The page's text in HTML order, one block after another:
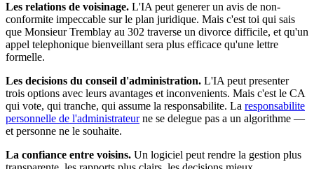
Les relations de voisinage. L'IA peut generer un avis de non-
conformite impeccable sur le plan juridique. Mais c'est toi qui sais
que Monsieur Tremblay au 302 traverse un divorce difficile, et qu'un
appel telephonique bienveillant sera plus efficace qu'une lettre
formelle.
Les decisions du conseil d'administration. L'IA peut presenter
trois options avec leurs avantages et inconvenients. Mais c'est le CA
qui vote, qui tranche, qui assume la responsabilite. La responsabilite
personnelle de l'administrateurne se delegue pas a un algorithme —
et personne ne le souhaite.
La confiance entre voisins. Un logiciel peut rendre la gestion plus